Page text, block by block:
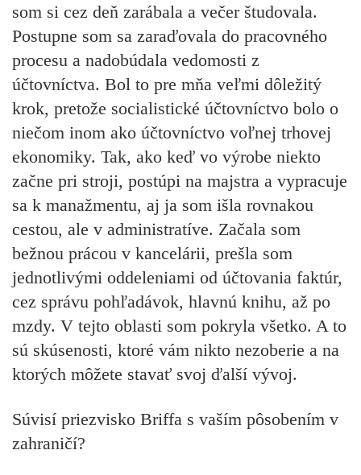
som si cez deň zarábala a večer študovala.
Postupne som sa zaraďovala do pracovného
procesu a nadobúdala vedomosti z
účtovníctva. Bol to pre mňa veľmi dôležitý
krok, pretože socialistické účtovníctvo bolo o
niečom inom ako účtovníctvo voľnej trhovej
ekonomiky. Tak, ako keď vo výrobe niekto
začne pri stroji, postúpi na majstra a vypracuje
sa k manažmentu, aj ja som išla rovnakou
cestou, ale v administratíve. Začala som
bežnou prácou v kancelárii, prešla som
jednotlivými oddeleniami od účtovania faktúr,
cez správu pohľadávok, hlavnú knihu, až po
mzdy. V tejto oblasti som pokryla všetko. A to
sú skúsenosti, ktoré vám nikto nezoberie a na
ktorých môžete stavať svoj ďalší vývoj.
Súvisí priezvisko Briffa s vaším pôsobením v
zahraničí?